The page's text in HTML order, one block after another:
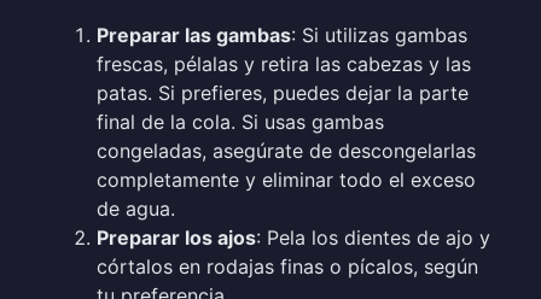
Preparar las gambas: Si utilizas gambas
frescas, pélalas y retira las cabezas y las
patas. Si prefieres, puedes dejar la parte
final de la cola. Si usas gambas
congeladas, asegúrate de descongelarlas
completamente y eliminar todo el exceso
de agua.
Preparar los ajos: Pela los dientes de ajo y
córtalos en rodajas finas o pícalos, según